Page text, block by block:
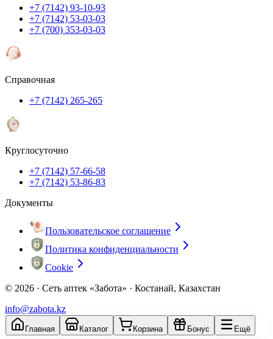
+7 (7142) 93-10-93
+7 (7142) 53-03-03
+7 (700) 353-03-03
Справочная
+7 (7142) 265-265
Круглосуточно
+7 (7142) 57-66-58
+7 (7142) 53-86-83
Документы
Пользовательское соглашение
Политика конфиденциальности
Cookie
© 2026 · Сеть аптек «Забота» · Костанай, Казахстан
info@zabota.kz
Главная Каталог Корзина Бонус Ещё